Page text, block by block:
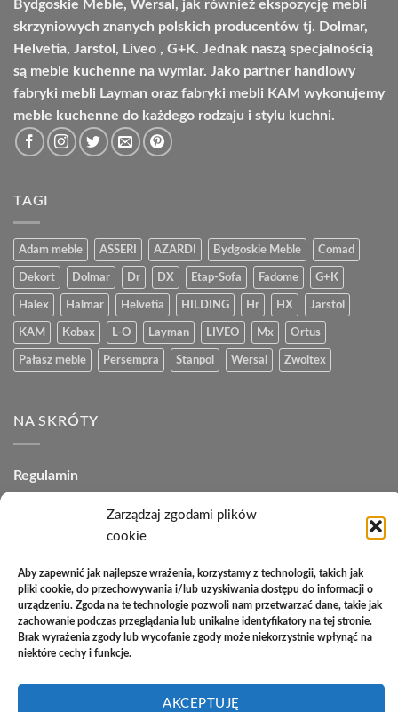
Zarządzaj zgodami plików
cookie
Aby zapewnić jak najlepsze wrażenia, korzystamy z technologii, takich jak
pliki cookie, do przechowywania i/lub uzyskiwania dostępu do informacji o
urządzeniu. Zgoda na te technologie pozwoli nam przetwarzać dane, takie jak
zachowanie podczas przeglądania lub unikalne identyfikatory na tej stronie.
Brak wyrażenia zgody lub wycofanie zgody może niekorzystnie wpłynąć na
niektóre cechy i funkcje.
AKCEPTUJĘ
Bydgoskie Meble, Wersal, jak również ekspozycję mebli
skrzyniowych znanych polskich producentów tj. Dolmar,
Helvetia, Jarstol, Liveo , G+K. Jednak naszą specjalnością
są meble kuchenne na wymiar. Jako partner handlowy
fabryki mebli Layman oraz fabryki mebli KAM wykonujemy
meble kuchenne do każdego rodzaju i stylu kuchni.
TAGI
Adam meble ASSERI AZARDI Bydgoskie Meble Comad
Dekort Dolmar Dr DX Etap-Sofa Fadome G+K
Halex Halmar Helvetia HILDING Hr HX Jarstol
KAM Kobax L-O Layman LIVEO Mx Ortus
Pałasz meble Persempra Stanpol Wersal Zwoltex
NA SKRÓTY
Regulamin
Polityka plików cookies (EU)
Polityka prywatności
Polityka zwrotów
Zakupy na raty
Kontakt